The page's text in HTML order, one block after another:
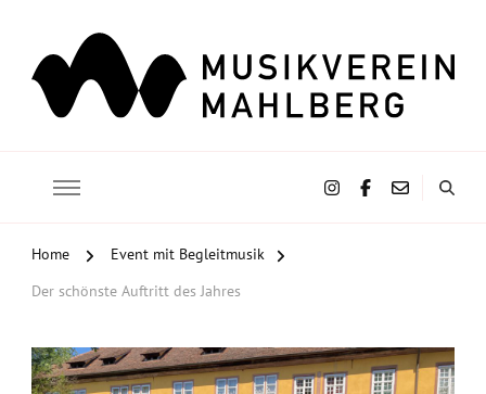
Home
Event mit Begleitmusik
Der schönste Auftritt des Jahres